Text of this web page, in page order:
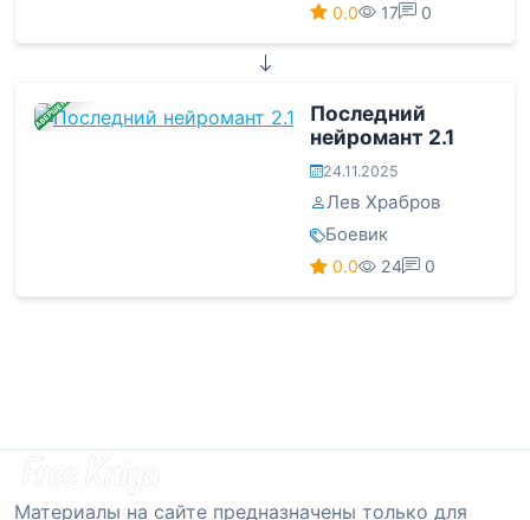
0.0 17 0
ЗАВЕРШЕНА
Последний
нейромант 2.1
24.11.2025
Лев Храбров
Боевик
0.0 24 0
Материалы на сайте предназначены только для